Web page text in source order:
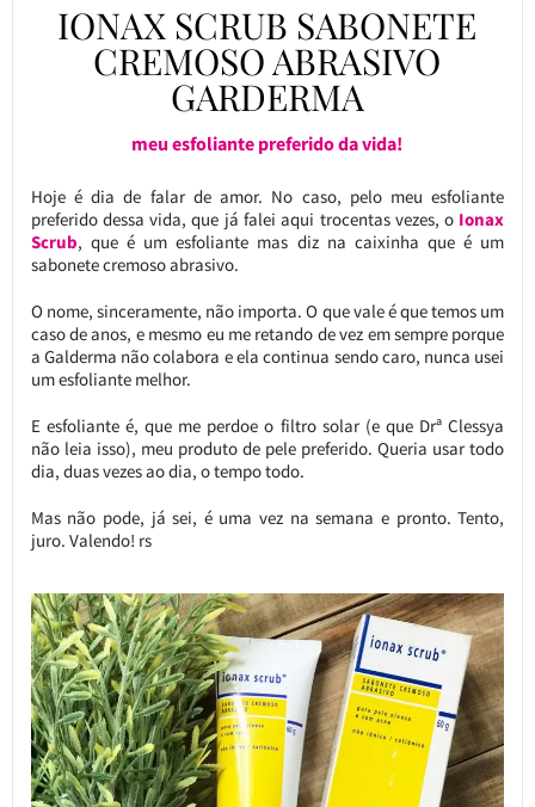
IONAX SCRUB SABONETE
CREMOSO ABRASIVO
GARDERMA
meu esfoliante preferido da vida!
Hoje é dia de falar de amor. No caso, pelo meu esfoliante
preferido dessa vida, que já falei aqui trocentas vezes, o Ionax
Scrub, que é um esfoliante mas diz na caixinha que é um
sabonete cremoso abrasivo.
O nome, sinceramente, não importa. O que vale é que temos um
caso de anos, e mesmo eu me retando de vez em sempre porque
a Galderma não colabora e ela continua sendo caro, nunca usei
um esfoliante melhor.
E esfoliante é, que me perdoe o filtro solar (e que Drª Clessya
não leia isso), meu produto de pele preferido. Queria usar todo
dia, duas vezes ao dia, o tempo todo.
Mas não pode, já sei, é uma vez na semana e pronto. Tento,
juro. Valendo! rs